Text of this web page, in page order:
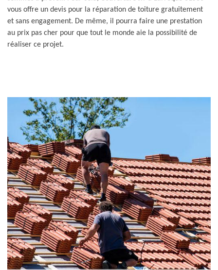
vous offre un devis pour la réparation de toiture gratuitement
et sans engagement. De même, il pourra faire une prestation
au prix pas cher pour que tout le monde aie la possibilité de
réaliser ce projet.